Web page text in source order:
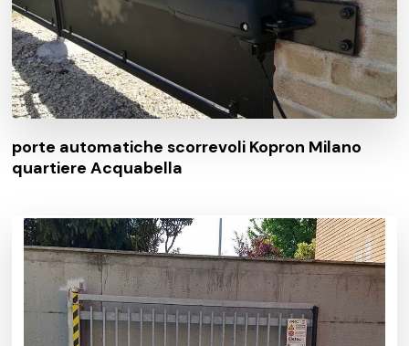
porte automatiche scorrevoli Kopron Milano
quartiere Acquabella